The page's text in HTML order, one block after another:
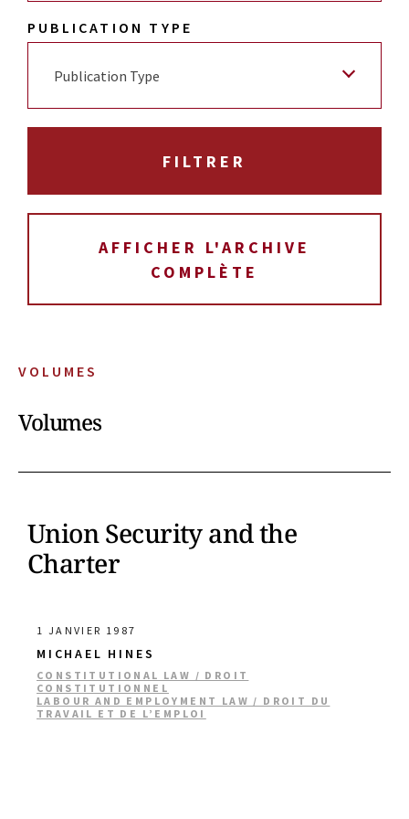
VOLUMES
Volumes
Union Security and the
Charter
1 JANVIER 1987
MICHAEL HINES
CONSTITUTIONAL LAW / DROIT
CONSTITUTIONNEL
LABOUR AND EMPLOYMENT LAW / DROIT DU
TRAVAIL ET DE L’EMPLOI
PUBLICATION TYPE
Publication Type
AFFICHER L'ARCHIVE
COMPLÈTE